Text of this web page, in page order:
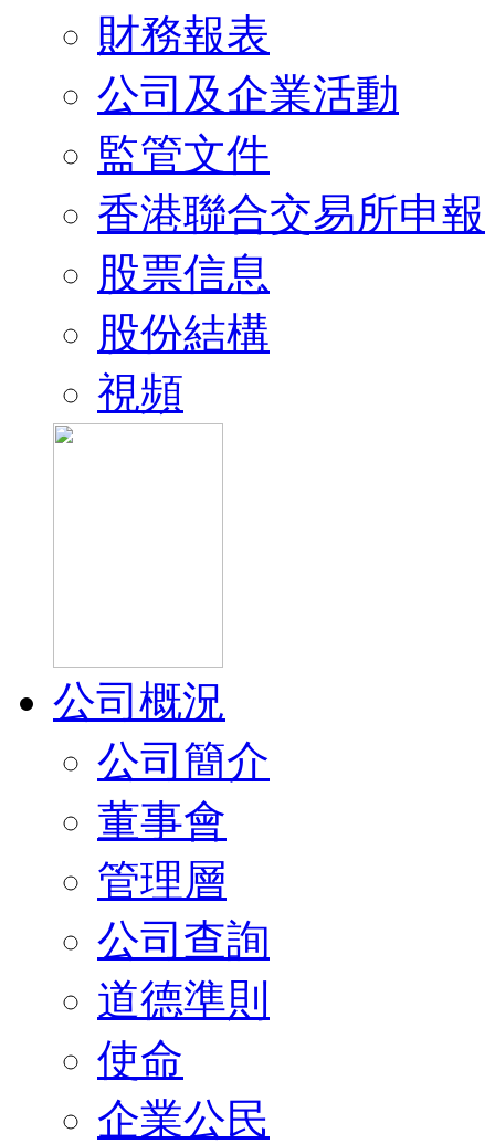
財務報表
公司及企業活動
監管文件
香港聯合交易所申報
股票信息
股份結構
視頻
公司概況
公司簡介
董事會
管理層
公司查詢
道德準則
使命
企業公民